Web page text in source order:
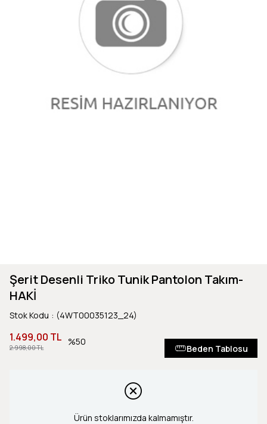
Şerit Desenli Triko Tunik Pantolon Takım-
HAKİ
Stok Kodu (4WT00035123_24)
2.998,00 TL
1.499,00 TL 50
Beden Tablosu
Ürün stoklarımızda kalmamıştır.